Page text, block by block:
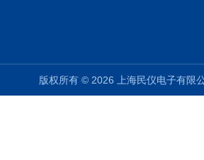
版权所有 © 2026 上海民仪电子有